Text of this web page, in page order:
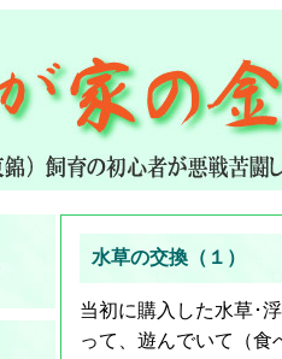
水草の交換（１）
当初に購入した水草･
って、遊んでいて（食